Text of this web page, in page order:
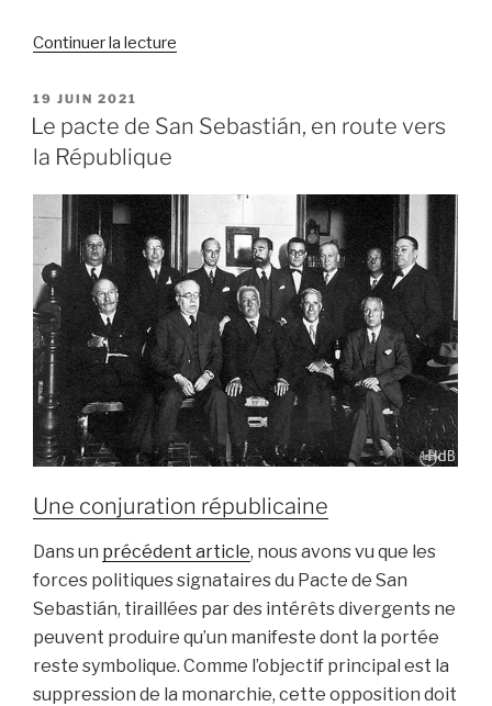
Continuer la lecture
Ribera
anniversaire
! »
PUBLIÉ
LE
19 JUIN 2021
Le pacte de San Sebastián, en route vers
la République
Une conjuration républicaine
Dans un précédent article, nous avons vu que les
forces politiques signataires du Pacte de San
Sebastián, tiraillées par des intérêts divergents ne
peuvent produire qu’un manifeste dont la portée
reste symbolique. Comme l’objectif principal est la
suppression de la monarchie, cette opposition doit